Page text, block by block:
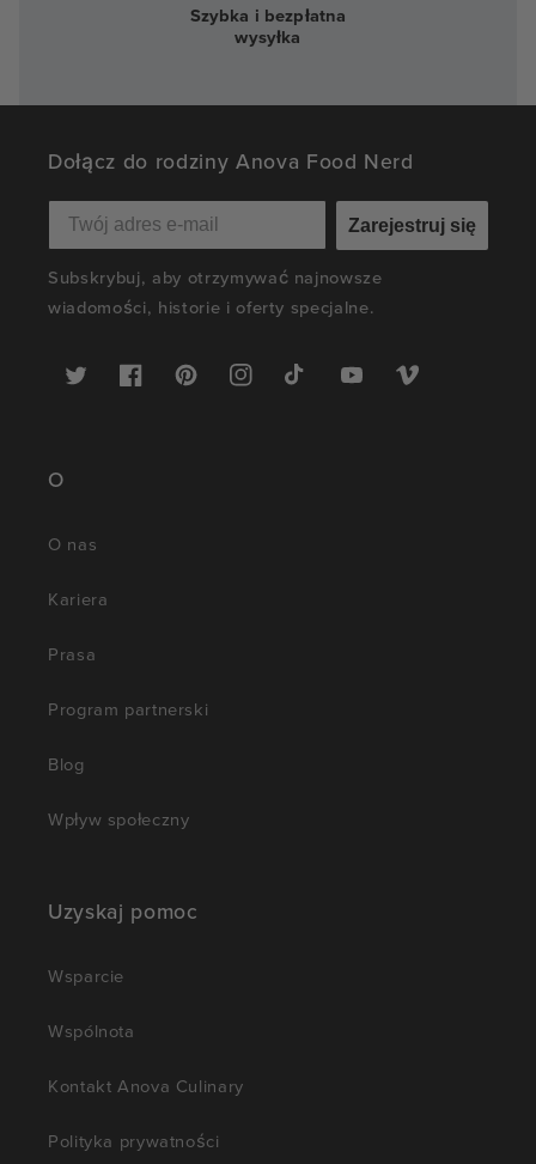
Szybka i bezpłatna
wysyłka
Dołącz do rodziny Anova Food Nerd
Zarejestruj się
Subskrybuj, aby otrzymywać najnowsze
wiadomości, historie i oferty specjalne.
Twitter FacebookPinterestInstagramTikTok YouTubeVimeo
O
O nas
Kariera
Prasa
Program partnerski
Blog
Wpływ społeczny
Uzyskaj pomoc
Wsparcie
Wspólnota
Kontakt Anova Culinary
Polityka prywatności